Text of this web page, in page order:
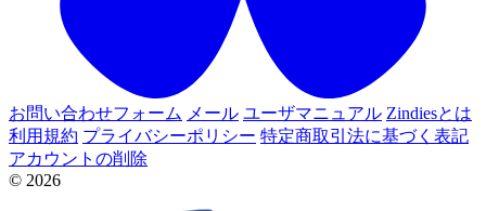
お問い合わせフォーム メール ユーザマニュアル Zindiesとは
利用規約 プライバシーポリシー 特定商取引法に基づく表記
アカウントの削除
© 2026